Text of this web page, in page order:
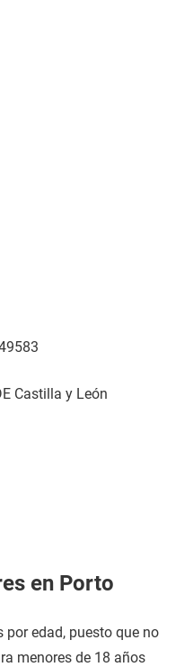
Castilla y León
en Porto
por edad, puesto que no
menores de 18 años